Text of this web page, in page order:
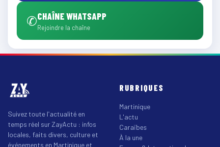
✆CHAÎNE WHATSAPP
Rejoindre la chaîne
Suivez toute l'actualité en
temps réel sur ZayActu : infos
locales, faits divers, culture et
événements en Martinique et
RUBRIQUES
Martinique
L'actu
Caraïbes
À la une